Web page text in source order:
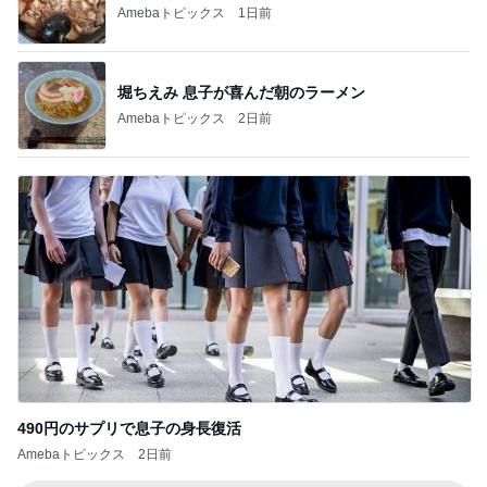
Amebaトピックス 2日前
490円のサプリで息子の身長復活
Amebaトピックス 2日前
記事を読む